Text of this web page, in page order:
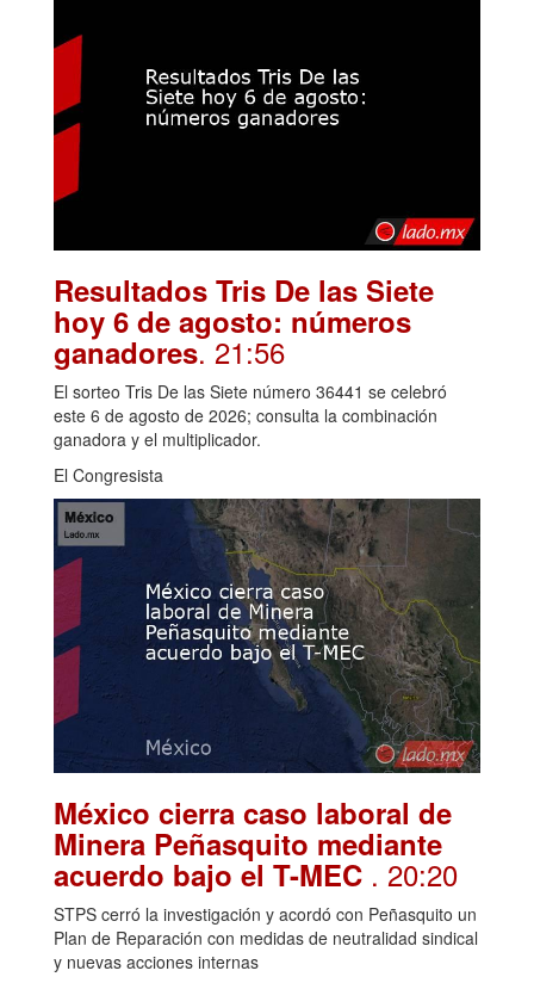
Resultados Tris De las Siete
hoy 6 de agosto: números
ganadores. 21:56
El sorteo Tris De las Siete número 36441 se celebró
este 6 de agosto de 2026; consulta la combinación
ganadora y el multiplicador.
El Congresista
México cierra caso laboral de
Minera Peñasquito mediante
acuerdo bajo el T-MEC . 20:20
STPS cerró la investigación y acordó con Peñasquito un
Plan de Reparación con medidas de neutralidad sindical
y nuevas acciones internas